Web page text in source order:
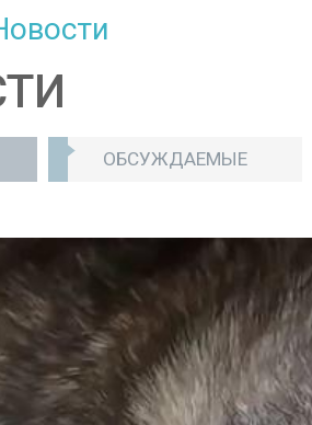
ОБСУЖДАЕМЫЕ